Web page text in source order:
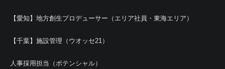
【愛知】地方創生プロデューサー（エリア社員・東海エリア）
【千葉】施設管理（ウオッセ21）
人事採用担当（ポテンシャル）